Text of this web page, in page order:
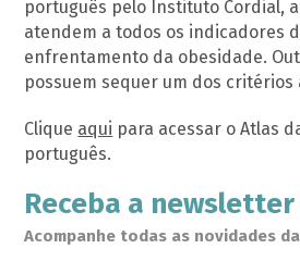
português pelo Instituto Cordial,
atendem a todos os indicadores
enfrentamento da obesidade.
possuem sequer um dos critérios
Clique aqui para acessar o Atlas
português.
Receba a newsletter
Acompanhe todas as novidades